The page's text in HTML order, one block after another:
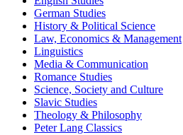
German Studies
History & Political Science
Law, Economics & Management
Linguistics
Media & Communication
Romance Studies
Science, Society and Culture
Slavic Studies
Theology & Philosophy
Peter Lang Classics